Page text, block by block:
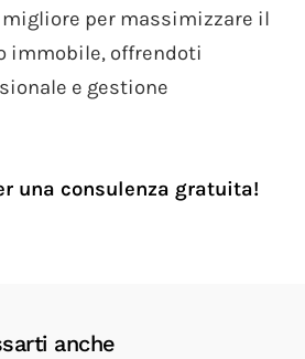
per massimizzare il
immobile, offrendoti
e gestione
una consulenza gratuita!
anche